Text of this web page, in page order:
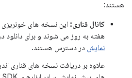
هستند:
کانال قناری: این نسخه های خونریزی
هفته به روز می شوند و برای
نمایش در دسترس هستند.
علاوه بر دریافت نسخه های قناری